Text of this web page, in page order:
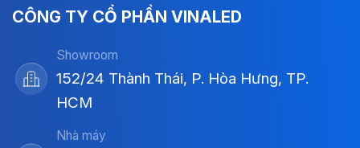
CÔNG TY CỔ PHẦN VINALED
Showroom
152/24 Thành Thái, P. Hòa Hưng, TP.
HCM
Nhà máy